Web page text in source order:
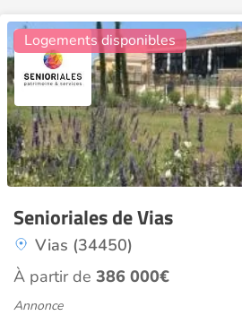
Senioriales de Vias
Vias (34450)
Logements disponibles
À partir de 386 000€
Annonce